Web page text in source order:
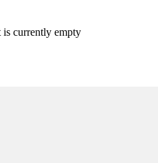
is currently empty